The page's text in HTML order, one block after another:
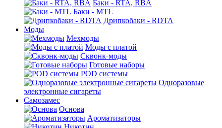
Баки - RTA, RBA
Баки - MTL
Дрипкобаки - RDTA
Моды
Мехмоды
Моды с платой
Сквонк-моды
Готовые наборы
POD системы
Одноразовые
электронные сигареты
Самозамес
Основа
Ароматизаторы